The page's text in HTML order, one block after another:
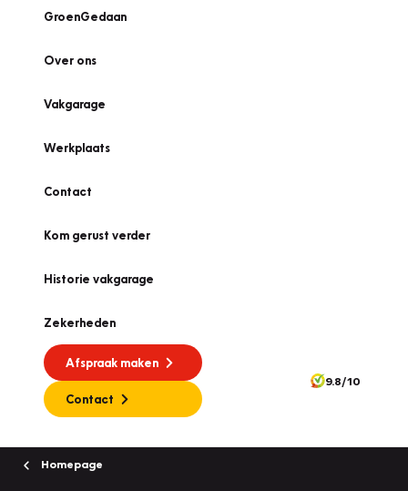
GroenGedaan
Over ons
Vakgarage
Werkplaats
Contact
Kom gerust verder
Historie vakgarage
Zekerheden
Afspraak maken
Contact
9.8/10
Homepage